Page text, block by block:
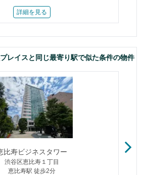
詳細を見る
レイスと同じ最寄り駅で似た条件の物件
比寿ビジネスタワー
渋谷区恵比寿１丁目
恵比寿駅 徒歩2分